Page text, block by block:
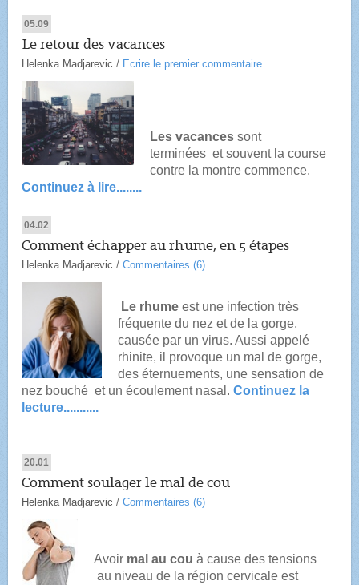
05.09
Le retour des vacances
Helenka Madjarevic / Ecrire le premier commentaire
Les vacances sont
terminées et souvent la course
contre la montre commence.
Continuez à lire........
04.02
Comment échapper au rhume, en 5 étapes
Helenka Madjarevic /Commentaires (6)
Le rhume est une infection très
fréquente du nez et de la gorge,
causée par un virus. Aussi appelé
rhinite, il provoque un mal de gorge,
des éternuements, une sensation de
nez bouché et un écoulement nasal.Continuez la
lecture...........
20.01
Comment soulager le mal de cou
Helenka Madjarevic /Commentaires (6)
Avoir mal au cou à cause des tensions
au niveau de la région cervicale est